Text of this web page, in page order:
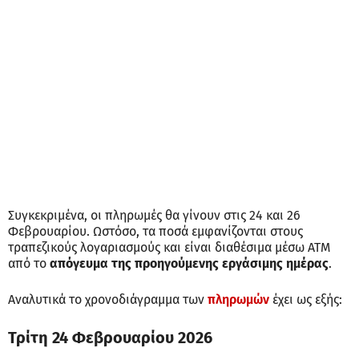
Συγκεκριμένα, οι πληρωμές θα γίνουν στις 24 και 26
Φεβρουαρίου. Ωστόσο, τα ποσά εμφανίζονται στους
τραπεζικούς λογαριασμούς και είναι διαθέσιμα μέσω ATM
από το απόγευμα της προηγούμενης εργάσιμης ημέρας.
Αναλυτικά το χρονοδιάγραμμα των πληρωμών έχει ως εξής:
Τρίτη 24 Φεβρουαρίου 2026